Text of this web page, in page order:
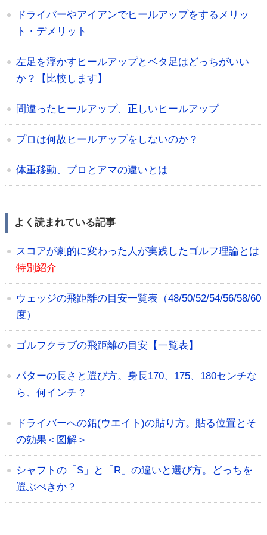
ドライバーやアイアンでヒールアップをするメリッ
ト・デメリット
左足を浮かすヒールアップとベタ足はどっちがいい
か？【比較します】
間違ったヒールアップ、正しいヒールアップ
プロは何故ヒールアップをしないのか？
体重移動、プロとアマの違いとは
よく読まれている記事
スコアが劇的に変わった人が実践したゴルフ理論とは
特別紹介
ウェッジの飛距離の目安一覧表（48/50/52/54/56/58/60
度）
ゴルフクラブの飛距離の目安【一覧表】
パターの長さと選び方。身長170、175、180センチな
ら、何インチ？
ドライバーへの鉛(ウエイト)の貼り方。貼る位置とそ
の効果＜図解＞
シャフトの「S」と「R」の違いと選び方。どっちを
選ぶべきか？